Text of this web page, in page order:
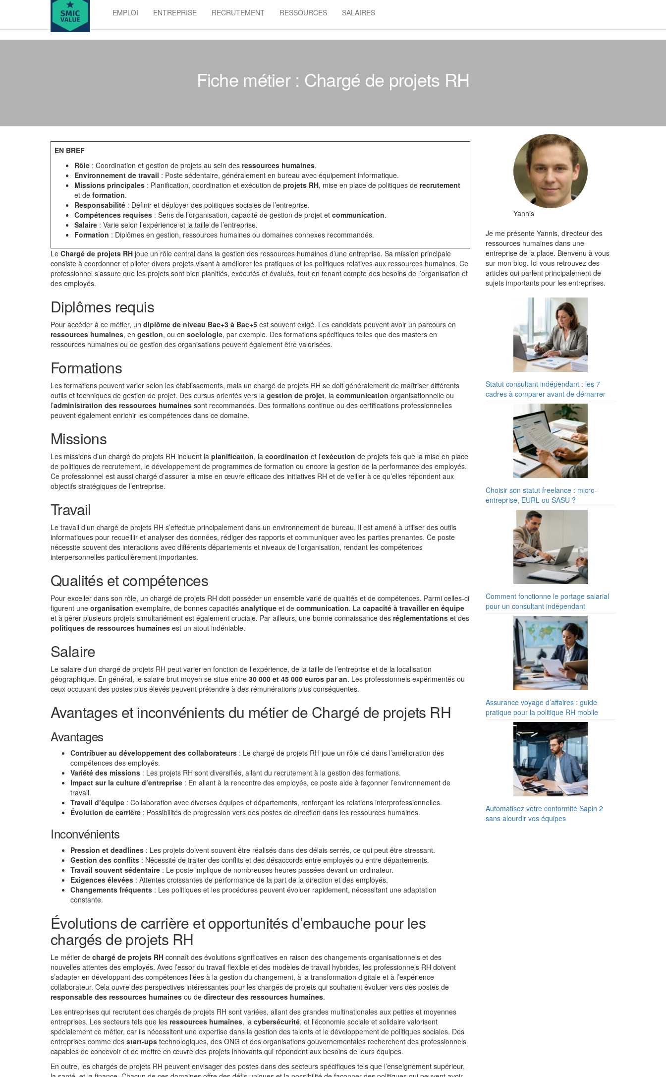
value
EMPLOI ENTREPRISE RECRUTEMENT RESSOURCES SALAIRES
Fiche métier : Chargé de projets RH
EN BREF
Rôle : Coordination et gestion de projets au sein des ressources humaines.
Environnement de travail : Poste sédentaire, généralement en bureau avec équipement informatique.
Missions principales : Planification, coordination et exécution de projets RH, mise en place de politiques de recrutement
et de formation.
Responsabilité : Définir et déployer des politiques sociales de l’entreprise.
Compétences requises : Sens de l’organisation, capacité de gestion de projet et communication.
Salaire : Varie selon l’expérience et la taille de l’entreprise.
Formation : Diplômes en gestion, ressources humaines ou domaines connexes recommandés.
Le Chargé de projets RH joue un rôle central dans la gestion des ressources humaines d’une entreprise. Sa mission principale
consiste à coordonner et piloter divers projets visant à améliorer les pratiques et les politiques relatives aux ressources humaines. Ce
professionnel s’assure que les projets sont bien planifiés, exécutés et évalués, tout en tenant compte des besoins de l’organisation et
des employés.
Diplômes requis
Pour accéder à ce métier, un diplôme de niveau Bac+3 à Bac+5 est souvent exigé. Les candidats peuvent avoir un parcours en
ressources humaines, en gestion, ou en sociologie, par exemple. Des formations spécifiques telles que des masters en
ressources humaines ou de gestion des organisations peuvent également être valorisées.
Formations
Les formations peuvent varier selon les établissements, mais un chargé de projets RH se doit généralement de maîtriser différents
outils et techniques de gestion de projet. Des cursus orientés vers la gestion de projet, la communication organisationnelle ou
l’administration des ressources humaines sont recommandés. Des formations continue ou des certifications professionnelles
peuvent également enrichir les compétences dans ce domaine.
Missions
Les missions d’un chargé de projets RH incluent la planification, la coordination et l’exécution de projets tels que la mise en place
de politiques de recrutement, le développement de programmes de formation ou encore la gestion de la performance des employés.
Ce professionnel est aussi chargé d’assurer la mise en œuvre efficace des initiatives RH et de veiller à ce qu’elles répondent aux
objectifs stratégiques de l’entreprise.
Travail
Le travail d’un chargé de projets RH s’effectue principalement dans un environnement de bureau. Il est amené à utiliser des outils
informatiques pour recueillir et analyser des données, rédiger des rapports et communiquer avec les parties prenantes. Ce poste
nécessite souvent des interactions avec différents départements et niveaux de l’organisation, rendant les compétences
interpersonnelles particulièrement importantes.
Qualités et compétences
Pour exceller dans son rôle, un chargé de projets RH doit posséder un ensemble varié de qualités et de compétences. Parmi celles-ci
figurent une organisation exemplaire, de bonnes capacités analytique et de communication. La capacité à travailler en équipe
et à gérer plusieurs projets simultanément est également cruciale. Par ailleurs, une bonne connaissance des réglementations et des
politiques de ressources humaines est un atout indéniable.
Salaire
Le salaire d’un chargé de projets RH peut varier en fonction de l’expérience, de la taille de l’entreprise et de la localisation
géographique. En général, le salaire brut moyen se situe entre 30 000 et 45 000 euros par an. Les professionnels expérimentés ou
ceux occupant des postes plus élevés peuvent prétendre à des rémunérations plus conséquentes.
Avantages et inconvénients du métier de Chargé de projets RH
Avantages
Contribuer au développement des collaborateurs : Le chargé de projets RH joue un rôle clé dans l’amélioration des
compétences des employés.
Variété des missions : Les projets RH sont diversifiés, allant du recrutement à la gestion des formations.
Impact sur la culture d’entreprise : En allant à la rencontre des employés, ce poste aide à façonner l’environnement de
travail.
Travail d’équipe : Collaboration avec diverses équipes et départements, renforçant les relations interprofessionnelles.
Évolution de carrière : Possibilités de progression vers des postes de direction dans les ressources humaines.
Inconvénients
Pression et deadlines : Les projets doivent souvent être réalisés dans des délais serrés, ce qui peut être stressant.
Gestion des conflits : Nécessité de traiter des conflits et des désaccords entre employés ou entre départements.
Travail souvent sédentaire : Le poste implique de nombreuses heures passées devant un ordinateur.
Exigences élevées : Attentes croissantes de performance de la part de la direction et des employés.
Changements fréquents : Les politiques et les procédures peuvent évoluer rapidement, nécessitant une adaptation
constante.
Évolutions de carrière et opportunités d’embauche pour les
chargés de projets RH
Le métier de chargé de projets RH connaît des évolutions significatives en raison des changements organisationnels et des
nouvelles attentes des employés. Avec l’essor du travail flexible et des modèles de travail hybrides, les professionnels RH doivent
s’adapter en développant des compétences liées à la gestion du changement, à la transformation digitale et à l’expérience
collaborateur. Cela ouvre des perspectives intéressantes pour les chargés de projets qui souhaitent évoluer vers des postes de
responsable des ressources humaines ou de directeur des ressources humaines.
Les entreprises qui recrutent des chargés de projets RH sont variées, allant des grandes multinationales aux petites et moyennes
entreprises. Les secteurs tels que les ressources humaines, la cybersécurité, et l’économie sociale et solidaire valorisent
spécialement ce métier, car ils nécessitent une expertise dans la gestion des talents et le développement de politiques sociales. Des
entreprises comme des start-ups technologiques, des ONG et des organisations gouvernementales recherchent des professionnels
capables de concevoir et de mettre en œuvre des projets innovants qui répondent aux besoins de leurs équipes.
En outre, les chargés de projets RH peuvent envisager des postes dans des secteurs spécifiques tels que l’enseignement supérieur,
Yannis
Je me présente Yannis, directeur des
ressources humaines dans une
entreprise de la place. Bienvenu à vous
sur mon blog. Ici vous retrouvez des
articles qui parlent principalement de
sujets importants pour les entreprises.
Statut consultant indépendant : les 7
cadres à comparer avant de démarrer
Choisir son statut freelance : micro-
entreprise, EURL ou SASU ?
Comment fonctionne le portage salarial
pour un consultant indépendant
Assurance voyage d’affaires : guide
pratique pour la politique RH mobile
Automatisez votre conformité Sapin 2
sans alourdir vos équipes